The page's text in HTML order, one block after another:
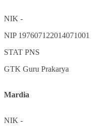
NIK -
NIP 197607122014071001
STAT PNS
GTK Guru Prakarya
Mardia
NIK -